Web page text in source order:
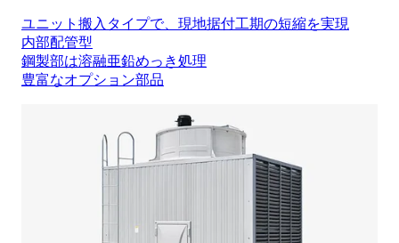
ユニット搬入タイプで、現地据付工期の短縮を実現
内部配管型
鋼製部は溶融亜鉛めっき処理
豊富なオプション部品